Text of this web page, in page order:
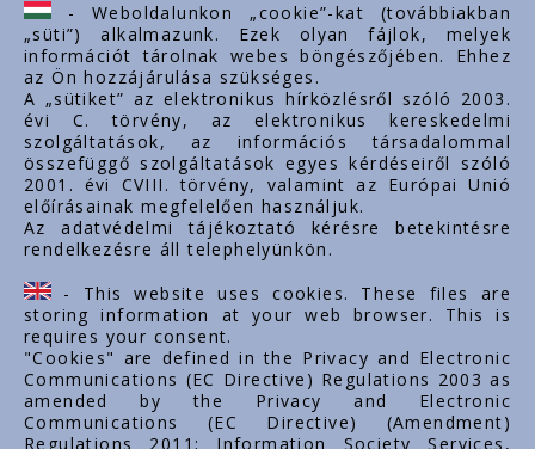
Fontos linkek
Rólunk
Dokumentumok
Kapcsolat
Karrier
Cég adatok
Tárhely adatok
Támogatások
- Weboldalunkon „cookie”-kat (továbbiakban
„süti”) alkalmazunk. Ezek olyan fájlok, melyek
információt tárolnak webes böngészőjében. Ehhez
az Ön hozzájárulása szükséges.
A „sütiket” az elektronikus hírközlésről szóló 2003.
évi C. törvény, az elektronikus kereskedelmi
szolgáltatások, az információs társadalommal
összefüggő szolgáltatások egyes kérdéseiről szóló
2001. évi CVIII. törvény, valamint az Európai Unió
előírásainak megfelelően használjuk.
Az adatvédelmi tájékoztató kérésre betekintésre
rendelkezésre áll telephelyünkön.
- This website uses cookies. These files are
storing information at your web browser. This is
requires your consent.
"Cookies" are defined in the Privacy and Electronic
Communications (EC Directive) Regulations 2003 as
amended by the Privacy and Electronic
Communications (EC Directive) (Amendment)
Regulations 2011; Information Society Services,